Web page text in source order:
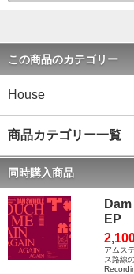
この商品のカテゴリー
House
商品カテゴリー一覧
同時購入商品
EP
アムス
ス路線